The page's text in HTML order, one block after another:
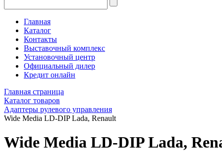
Главная
Каталог
Контакты
Выставочный комплекс
Установочный центр
Официальный дилер
Кредит онлайн
Главная страница
Каталог товаров
Адаптеры рулевого управления
Wide Media LD-DIP Lada, Renault
Wide Media LD-DIP Lada,